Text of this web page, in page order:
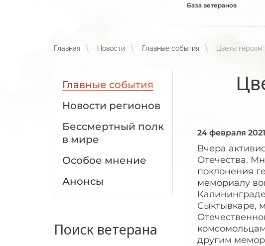
База ветеранов
Главная Новости Главные события Цветы
Главные события
Новости регионов
Бессмертный полк
в мире
Особое мнение
Анонсы
Поиск ветерана
24 февраля 2021
Вчера
Отечества.
поклонения
мемориалу
Сыктывкаре,
другим